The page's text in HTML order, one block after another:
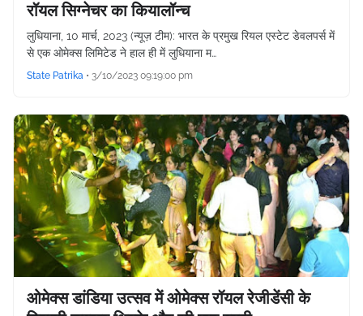
रॉयल सिग्नेचर का कियालॉन्च
लुधियाना, 10 मार्च, 2023 (न्यूज़ टीम): भारत के प्रमुख रियल एस्टेट डेवलपर्स में
से एक ओमेक्स लिमिटेड ने हाल ही में लुधियाना म…
State Patrika • 3/10/2023 09:19:00 pm
ओमेक्स डांडिया उत्सव में ओमेक्स रॉयल रेजीडेंसी के